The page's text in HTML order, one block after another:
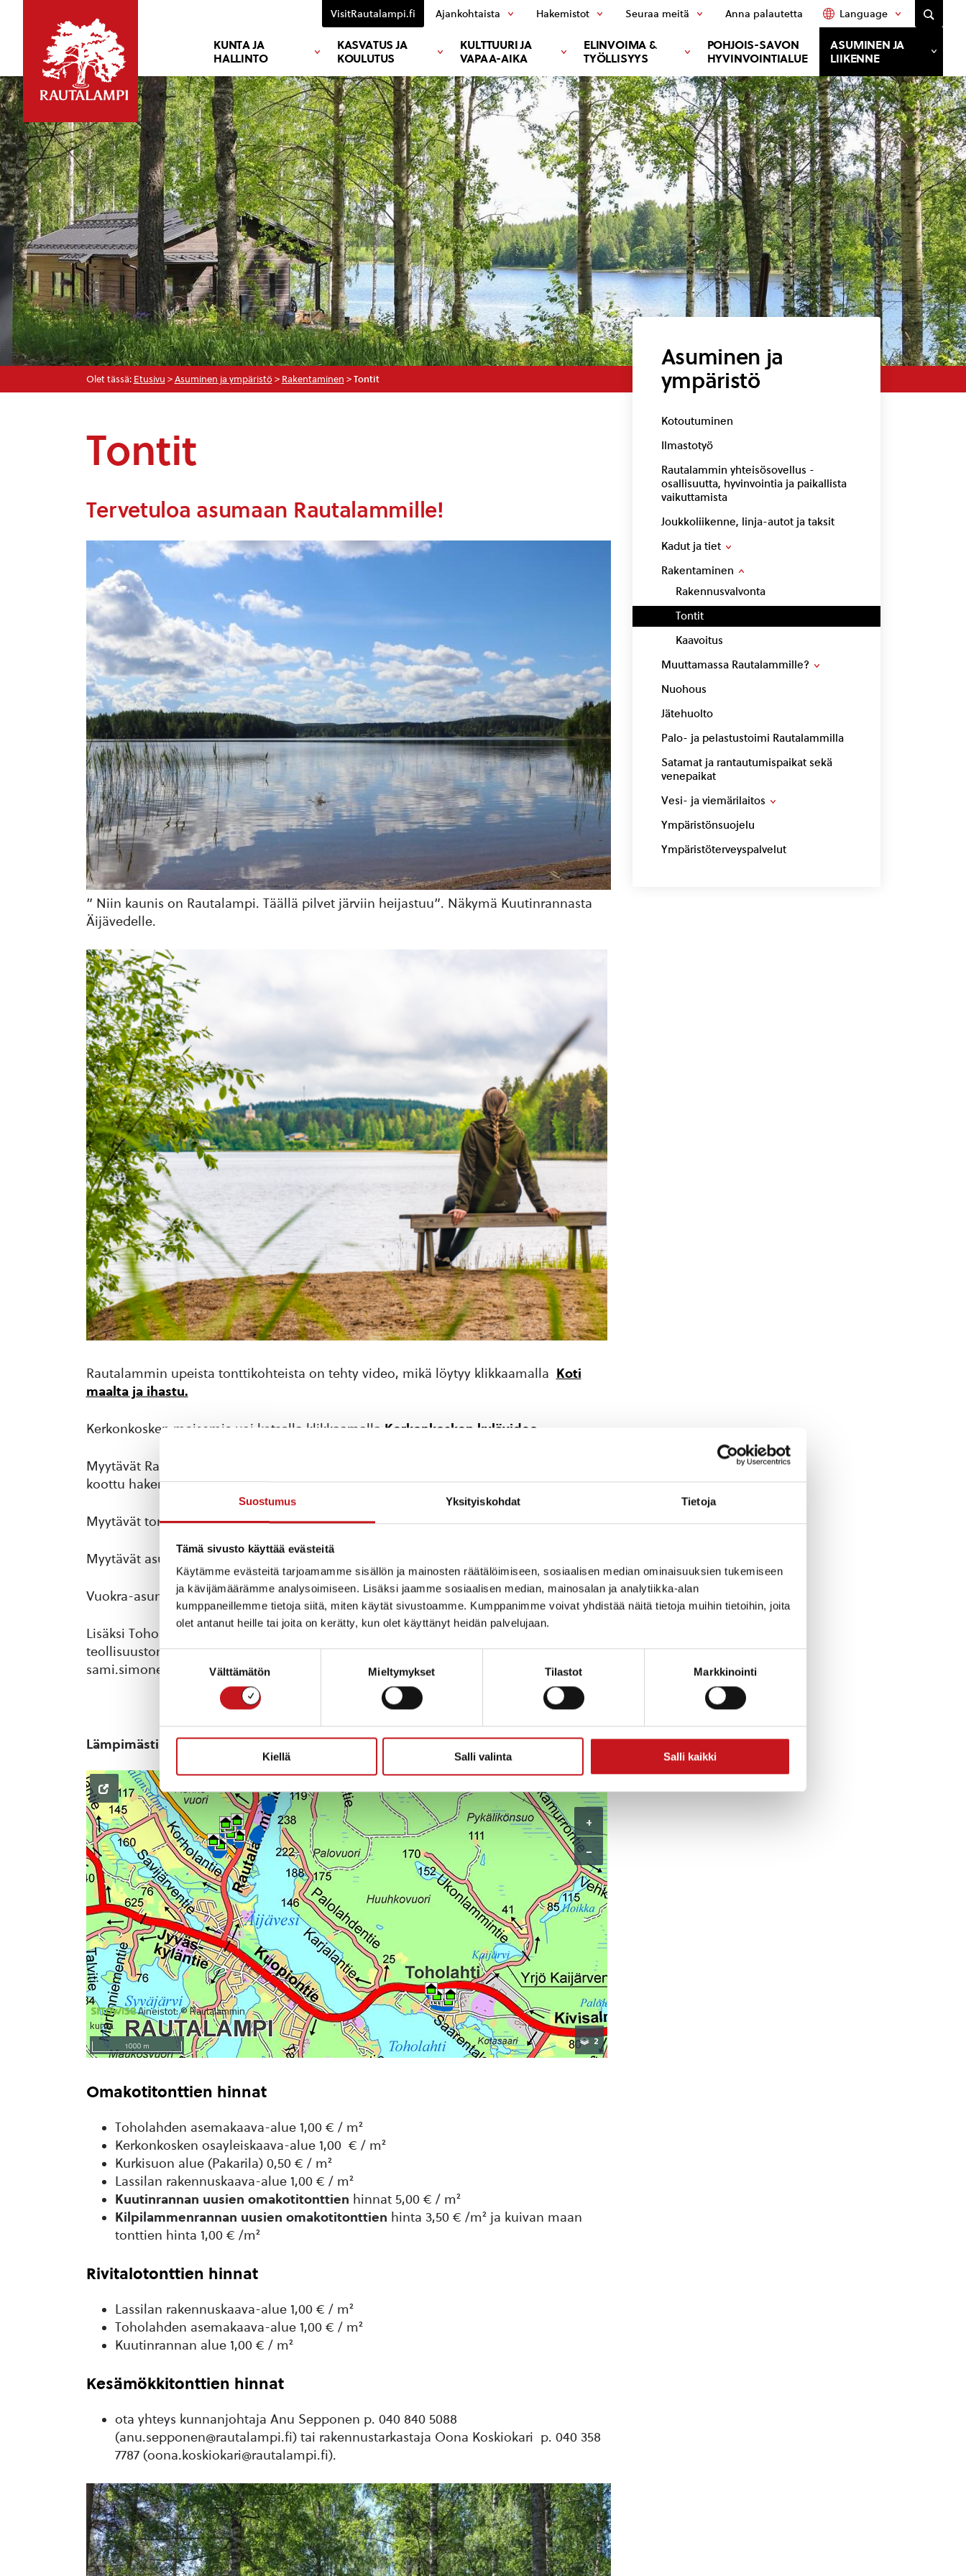
Suostumus Yksityiskohdat Tietoja
Tämä sivusto käyttää evästeitä
Käytämme evästeitä tarjoamamme sisällön ja mainosten räätälöimiseen, sosiaalisen median ominaisuuksien tukemiseen
ja kävijämäärämme analysoimiseen. Lisäksi jaamme sosiaalisen median, mainosalan ja analytiikka-alan
kumppaneillemme tietoja siitä, miten käytät sivustoamme. Kumppanimme voivat yhdistää näitä tietoja muihin tietoihin, joita
olet antanut heille tai joita on kerätty, kun olet käyttänyt heidän palvelujaan.
valinta
Välttämätön Mieltymykset Tilastot Markkinointi
Kiellä Salli valinta Salli kaikki
KUNTA JA
HALLINTO
KASVATUS JA
KOULUTUS
KULTTUURI JA
VAPAA-AIKA
ELINVOIMA &
TYÖLLISYYS
POHJOIS-SAVON
HYVINVOINTIALUE
ASUMINEN JA
LIIKENNE
VisitRautalampi.fi Ajankohtaista Hakemistot Seuraa meitä Anna palautetta Language
Olet tässä: Etusivu > Asuminen ja ympäristö> Rakentaminen > Tontit
Asuminen ja
ympäristö
Kotoutuminen
Ilmastotyö
Rautalammin yhteisösovellus -
osallisuutta, hyvinvointia ja paikallista
vaikuttamista
Joukkoliikenne, linja-autot ja taksit
Kadut ja tiet
Rakentaminen
Rakennusvalvonta
Tontit
Kaavoitus
Muuttamassa Rautalammille?
Nuohous
Jätehuolto
Palo- ja pelastustoimi Rautalammilla
Satamat ja rantautumispaikat sekä
venepaikat
Vesi- ja viemärilaitos
Ympäristönsuojelu
Ympäristöterveyspalvelut
Tontit
Tervetuloa asumaan Rautalammille!
” Niin kaunis on Rautalampi. Täällä pilvet järviin heijastuu”. Näkymä Kuutinrannasta
Äijävedelle.
Rautalammin upeista tonttikohteista on tehty video, mikä löytyy klikkaamalla Koti
maalta ja ihastu.
Kerkonkosken maisemia voi katsella klikkaamalla Kerkonkosken kylävideo.
Myytävät Rautalammin kunnan omakoti-, vapaa-ajan asunto- ja rivitalotontit on
koottu hakemistoksitänne.
Myytävät tontit löytyvät myös Rautalammin karttapalvelusta.
Myytävät asuntovaihtoehdot löydät
Vuokra-asuntojen yhteystiedottäältä
Lisäksi Toholahden yrityspuistoon valmistuu kesän 2026 aikana uusia
teollisuustontteja. Kysy lisää elinkeinoasiantuntija Sami Simonen
sami.simonen@savogrow.fi tai p. 040 1527741.
Lämpimästi tervetuloa Rautalammille!
Omakotitonttien hinnat
Toholahden asemakaava-alue 1,00 € / m²
Kerkonkosken osayleiskaava-alue 1,00 € / m²
Kurkisuon alue (Pakarila) 0,50 € / m²
Lassilan rakennuskaava-alue 1,00 € / m²
Kuutinrannan uusien omakotitonttien hinnat 5,00 € / m²
Kilpilammenrannan uusien omakotitonttien hinta 3,50 € /m² ja kuivan maan
tonttien hinta 1,00 € /m²
Rivitalotonttien hinnat
Lassilan rakennuskaava-alue 1,00 € / m²
Toholahden asemakaava-alue 1,00 € / m²
Kuutinrannan alue 1,00 € / m²
Kesämökkitonttien hinnat
ota yhteys kunnanjohtaja Anu Sepponen p. 040 840 5088
(anu.sepponen@rautalampi.fi) tai rakennustarkastaja Oona Koskiokari p. 040 358
7787 (oona.koskiokari@rautalampi.fi).